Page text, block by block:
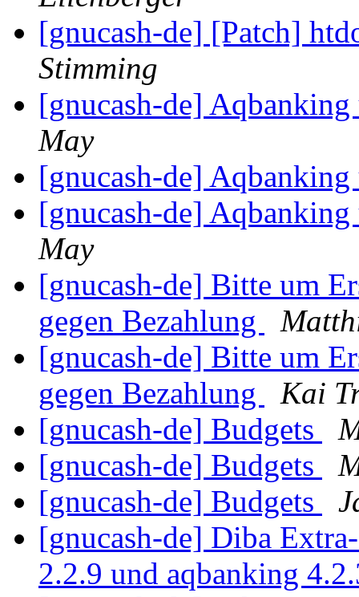
[gnucash-de] [Patch]
Stimming
[gnucash-de]
May
[gnucash-de]
[gnucash-de]
May
[gnucash-de] Bitte um
gegen Bezahlung
[gnucash-de] Bitte um
gegen Bezahlung
Kai
[gnucash-de] Budgets
[gnucash-de] Budgets
[gnucash-de] Budgets
[gnucash-de] Diba
2.2.9 und aqbanking